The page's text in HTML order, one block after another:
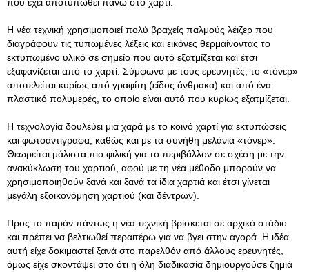
Η νέα τεχνική χρησιμοποιεί πολύ βραχείς παλμούς λέιζερ που
διαγράφουν τις τυπωμένες λέξεις και εικόνες θερμαίνοντας το
εκτυπωμένο υλικό σε σημείο που αυτό εξατμίζεται και έτσι
εξαφανίζεται από το χαρτί. Σύμφωνα με τους ερευνητές, το «τόνερ»
αποτελείται κυρίως από γραφίτη (είδος άνθρακα) και από ένα
πλαστικό πολυμερές, το οποίο είναι αυτό που κυρίως εξατμίζεται.
Η τεχνολογία δουλεύει μια χαρά με το κοινό χαρτί για εκτυπώσεις
και φωτοαντίγραφα, καθώς και με τα συνήθη μελάνια «τόνερ».
Θεωρείται μάλιστα πιο φιλική για το περιβάλλον σε σχέση με την
ανακύκλωση του χαρτιού, αφού με τη νέα μέθοδο μπορούν να
χρησιμοποιηθούν ξανά και ξανά τα ίδια χαρτιά και έτσι γίνεται
μεγάλη εξοικονόμηση χαρτιού (και δέντρων).
Προς το παρόν πάντως η νέα τεχνική βρίσκεται σε αρχικό στάδιο
και πρέπει να βελτιωθεί περαιτέρω για να βγει στην αγορά. Η ιδέα
αυτή είχε δοκιμαστεί ξανά στο παρελθόν από άλλους ερευνητές,
όμως είχε σκοντάψει στο ότι η όλη διαδικασία δημιουργούσε ζημιά